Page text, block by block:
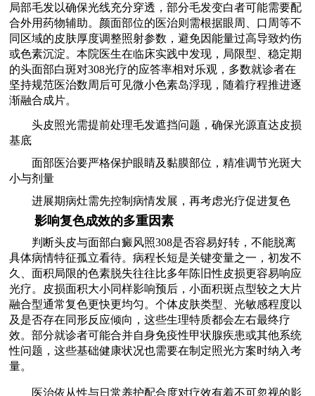
局部毛发以确保光线充分穿透，部分毛发变白者可能需要配
合外用药物辅助。颜面部位的医治则需根据眼周、口周等不
同区域的皮肤厚度调整照射参数，避免因能量过高导致灼伤
或色素沉淀。本院医生在临床实践中发现，局限型、稳定期
的头面部白斑对308光疗的应答率相对乐观，多数就诊者在
坚持规范医治数周后可见微小色素岛浮现，随着疗程推进逐
渐融合成片。
头皮照光需提前处理毛发遮挡问题，确保光源直达皮损
基底
面部医治要严格保护眼睛及黏膜部位，精准调节光斑大
小与剂量
进展期病灶需先控制病情发展，再考虑光疗促进复色
影响复色成效的多重因素
判断头皮与面部白癜风照308是否容易好转，不能脱离
具体病情特征孤立看待。病程长短是关键变量之一，初发不
久、面积局限的色素脱失往往比多年陈旧性皮损更容易响应
光疗。皮损面积大小同样影响预后，小面积斑点型较之大片
融合型通常复色更快更均匀。个体皮肤类型、光敏感程度以
及是否存在同形反应倾向，这些生理特质都会左右最终疗
效。部分就诊者可能合并自身免疫性甲状腺疾患或其他系统
性问题，这些基础健康状况也需要在制定照光方案时纳入考
量。
医治依从性与日常养护配合度对疗效有着不可忽视的影